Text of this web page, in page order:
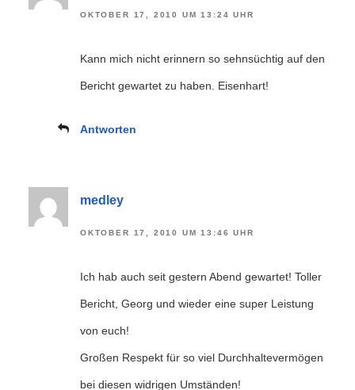
OKTOBER 17, 2010 UM 13:24 UHR
Kann mich nicht erinnern so sehnsüchtig auf den
Bericht gewartet zu haben. Eisenhart!
Antworten
medley
OKTOBER 17, 2010 UM 13:46 UHR
Ich hab auch seit gestern Abend gewartet! Toller
Bericht, Georg und wieder eine super Leistung
von euch!
Großen Respekt für so viel Durchhaltevermögen
bei diesen widrigen Umständen!